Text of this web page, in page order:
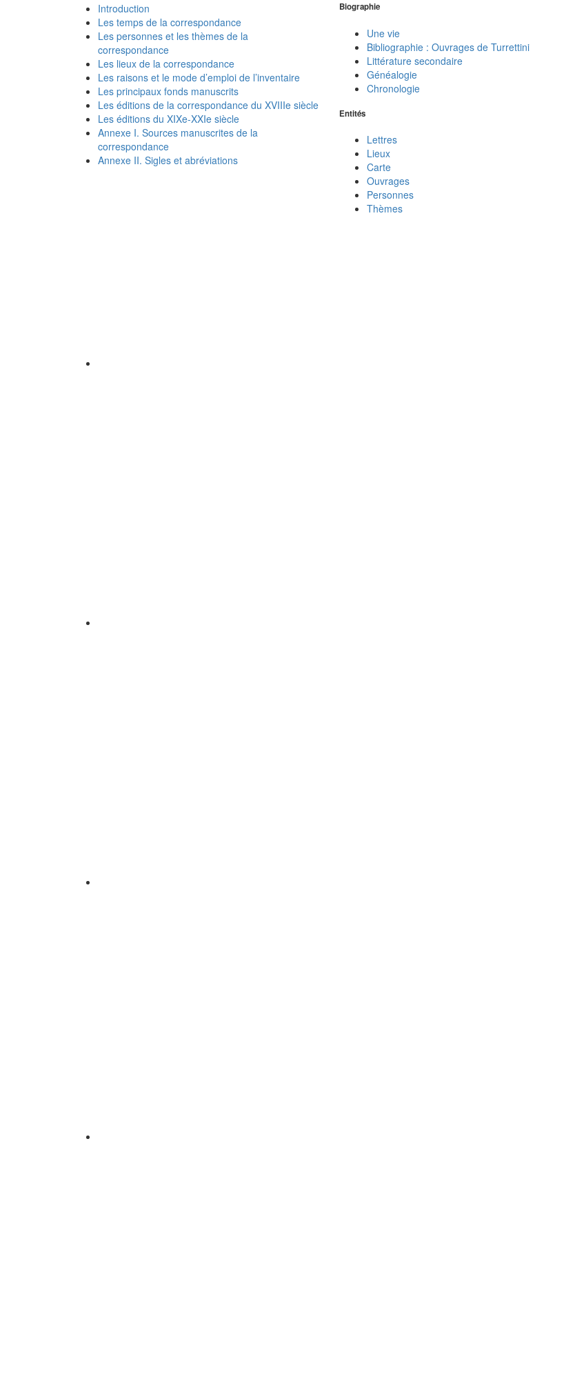
Introduction
Les temps de la correspondance
Les personnes et les thèmes de la
correspondance
Les lieux de la correspondance
Les raisons et le mode d’emploi de l’inventaire
Les principaux fonds manuscrits
Les éditions de la correspondance du XVIIIe siècle
Les éditions du XIXe-XXIe siècle
Annexe I. Sources manuscrites de la
correspondance
Annexe II. Sigles et abréviations
Biographie
Une vie
Bibliographie : Ouvrages de Turrettini
Littérature secondaire
Généalogie
Chronologie
Entités
Lettres
Lieux
Carte
Ouvrages
Personnes
Thèmes